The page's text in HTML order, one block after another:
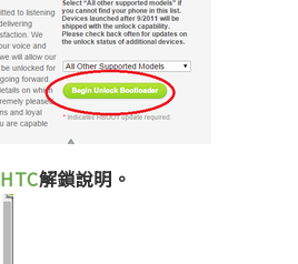
HTC解鎖說明。